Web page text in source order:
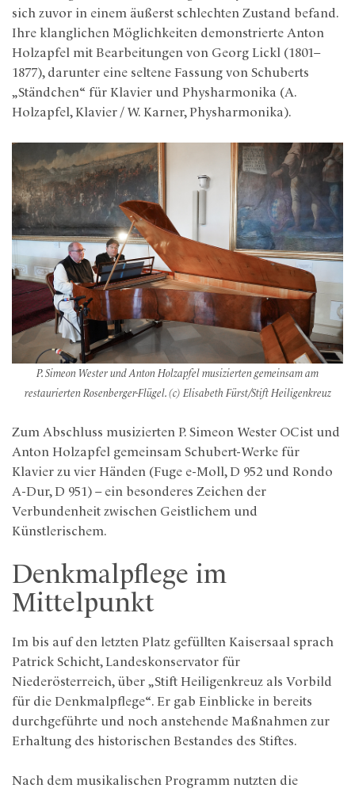
sich zuvor in einem äußerst schlechten Zustand befand.
Ihre klanglichen Möglichkeiten demonstrierte Anton
Holzapfel mit Bearbeitungen von Georg Lickl (1801–
1877), darunter eine seltene Fassung von Schuberts
„Ständchen“ für Klavier und Physharmonika (A.
Holzapfel, Klavier / W. Karner, Physharmonika).
P. Simeon Wester und Anton Holzapfel musizierten gemeinsam am
restaurierten Rosenberger-Flügel. (c) Elisabeth Fürst/Stift Heiligenkreuz
Zum Abschluss musizierten P. Simeon Wester OCist und
Anton Holzapfel gemeinsam Schubert-Werke für
Klavier zu vier Händen (Fuge e-Moll, D 952 und Rondo
A-Dur, D 951) – ein besonderes Zeichen der
Verbundenheit zwischen Geistlichem und
Künstlerischem.
Denkmalpflege im
Mittelpunkt
Im bis auf den letzten Platz gefüllten Kaisersaal sprach
Patrick Schicht, Landeskonservator für
Niederösterreich, über „Stift Heiligenkreuz als Vorbild
für die Denkmalpflege“. Er gab Einblicke in bereits
durchgeführte und noch anstehende Maßnahmen zur
Erhaltung des historischen Bestandes des Stiftes.
Nach dem musikalischen Programm nutzten die